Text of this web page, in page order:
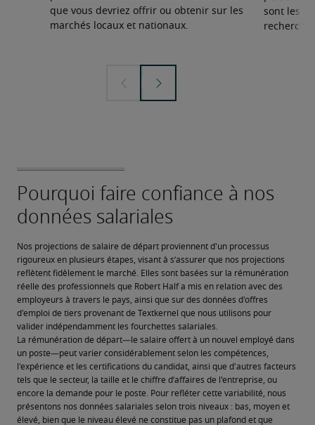
que vous devriez offrir ou obtenir sur les
marchés locaux et nationaux.
sont les
Nos projections de salaire de départ proviennent d'un processus
rigoureux en plusieurs étapes, visant à s’assurer que nos projections
reflètent fidèlement le marché. Elles sont basées sur la rémunération
réelle des professionnels que Robert Half a mis en relation avec des
employeurs à travers le pays, ainsi que sur des données d'offres
d'emploi de tiers provenant de Textkernel que nous utilisons pour
valider indépendamment les fourchettes salariales.
La rémunération de départ—le salaire offert à un nouvel employé dans
un poste—peut varier considérablement selon les compétences,
l'expérience et les certifications du candidat, ainsi que d'autres facteurs
tels que le secteur, la taille et le chiffre d’affaires de l'entreprise, ou
encore la demande pour le poste. Pour refléter cette variabilité, nous
présentons nos données salariales selon trois niveaux : bas, moyen et
élevé, bien que le niveau élevé ne constitue pas un plafond et que